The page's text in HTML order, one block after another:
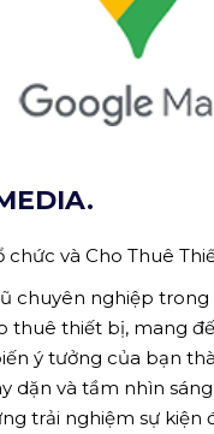
chức và Cho Thuê
chuyên nghiệp
thuê thiết bị, mang
ý tưởng của bạn
dặn và tầm nhìn
trải nghiệm sự kiện